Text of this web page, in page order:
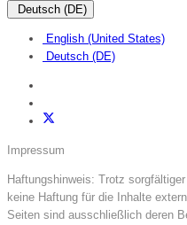
Deutsch (DE)
English (United States)
Deutsch (DE)
Impressum
Haftungshinweis: Trotz
keine Haftung für die Inhalte
Seiten sind ausschließlich deren